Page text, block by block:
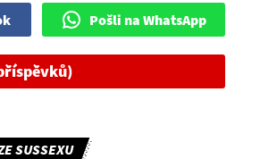
Pošli na WhatsApp
SUSSEXU